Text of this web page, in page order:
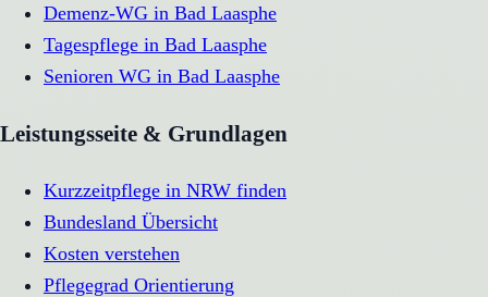
Demenz-WG in Bad Laasphe
Tagespflege in Bad Laasphe
Senioren WG in Bad Laasphe
Leistungsseite & Grundlagen
Kurzzeitpflege in NRW finden
Bundesland Übersicht
Kosten verstehen
Pflegegrad Orientierung